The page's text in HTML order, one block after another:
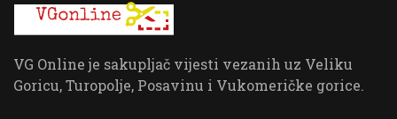
VG Online je sakupljač vijesti vezanih uz Veliku
Goricu, Turopolje, Posavinu i Vukomeričke gorice.